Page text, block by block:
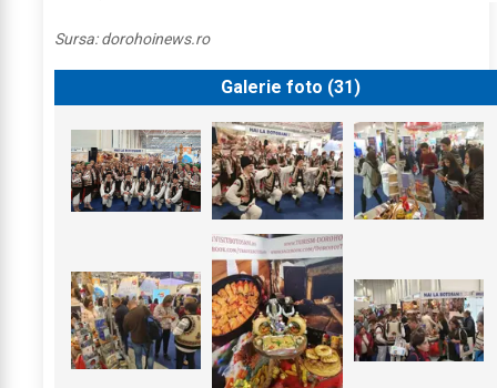
Sursa:dorohoinews.ro
Galerie foto (31)